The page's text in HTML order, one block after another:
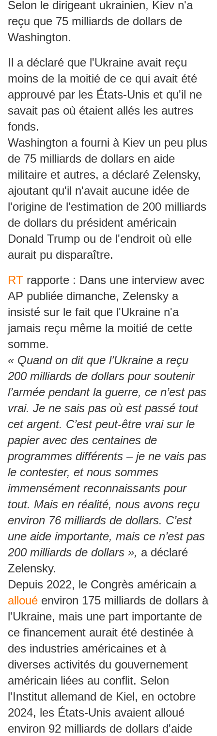
Selon le dirigeant ukrainien, Kiev n'a
reçu que 75 milliards de dollars de
Washington.
Il a déclaré que l'Ukraine avait reçu
moins de la moitié de ce qui avait été
approuvé par les États-Unis et qu'il ne
savait pas où étaient allés les autres
fonds.
Washington a fourni à Kiev un peu plus
de 75 milliards de dollars en aide
militaire et autres, a déclaré Zelensky,
ajoutant qu'il n'avait aucune idée de
l'origine de l'estimation de 200 milliards
de dollars du président américain
Donald Trump ou de l'endroit où elle
aurait pu disparaître.
RT rapporte : Dans une interview avec
AP publiée dimanche, Zelensky a
insisté sur le fait que l'Ukraine n'a
jamais reçu même la moitié de cette
somme.
« Quand on dit que l’Ukraine a reçu
200 milliards de dollars pour soutenir
l’armée pendant la guerre, ce n’est pas
vrai. Je ne sais pas où est passé tout
cet argent. C’est peut-être vrai sur le
papier avec des centaines de
programmes différents – je ne vais pas
le contester, et nous sommes
immensément reconnaissants pour
tout. Mais en réalité, nous avons reçu
environ 76 milliards de dollars. C’est
une aide importante, mais ce n’est pas
200 milliards de dollars », a déclaré
Zelensky.
Depuis 2022, le Congrès américain a
alloué environ 175 milliards de dollars à
l'Ukraine, mais une part importante de
ce financement aurait été destinée à
des industries américaines et à
diverses activités du gouvernement
américain liées au conflit. Selon
l'Institut allemand de Kiel, en octobre
2024, les États-Unis avaient alloué
environ 92 milliards de dollars d'aide